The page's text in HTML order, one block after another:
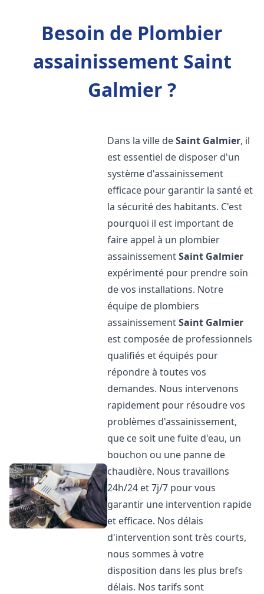
Besoin de Plombier
assainissement Saint
Galmier ?
Dans la ville deSaint Galmier, il
est essentiel de disposer d'un
système d'assainissement
efficace pour garantir la santé et
la sécurité des habitants. C'est
pourquoi il est important de
faire appel à un plombier
assainissementSaint Galmier
expérimenté pour prendre soin
de vos installations. Notre
équipe de plombiers
assainissementSaint Galmier
est composée de professionnels
qualifiés et équipés pour
répondre à toutes vos
demandes. Nous intervenons
rapidement pour résoudre vos
problèmes d'assainissement,
que ce soit une fuite d'eau, un
bouchon ou une panne de
chaudière. Nous travaillons
24h/24 et 7j/7 pour vous
garantir une intervention rapide
et efficace. Nos délais
d'intervention sont très courts,
nous sommes à votre
disposition dans les plus brefs
délais. Nos tarifs sont